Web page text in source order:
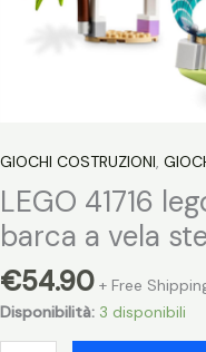
GIOCHI COSTRUZIONI,
LEGO 41716
barca a vela
€54.90 + Free
Disponibilità: 3 disponibili